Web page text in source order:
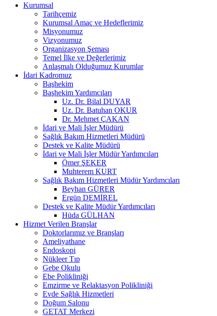
Kurumsal
Tarihçemiz
Kurumsal Amaç ve Hedeflerimiz
Misyonumuz
Vizyonumuz
Organizasyon Şeması
Temel İlke ve Değerlerimiz
Anlaşmalı Olduğumuz Kurumlar
İdari Kadromuz
Başhekim
Başhekim Yardımcıları
Uz. Dr. Bilal DUYAR
Uz. Dr. Batuhan OKUR
Dr. Mehmet ÇAKAN
İdari ve Mali İşler Müdürü
Sağlık Bakım Hizmetleri Müdürü
Destek ve Kalite Müdürü
İdari ve Mali İşler Müdür Yardımcıları
Ömer ŞEKER
Muhterem KURT
Sağlık Bakım Hizmetleri Müdür Yardımcıları
Beyhan GÜRER
Ergün DEMİREL
Destek ve Kalite Müdür Yardımcıları
Hüda GÜLHAN
Hizmet Verilen Branşlar
Doktorlarımız ve Branşları
Ameliyathane
Endoskopi
Nükleer Tıp
Gebe Okulu
Ebe Polikliniği
Emzirme ve Relaktasyon Polikliniği
Evde Sağlık Hizmetleri
Doğum Salonu
GETAT Merkezi